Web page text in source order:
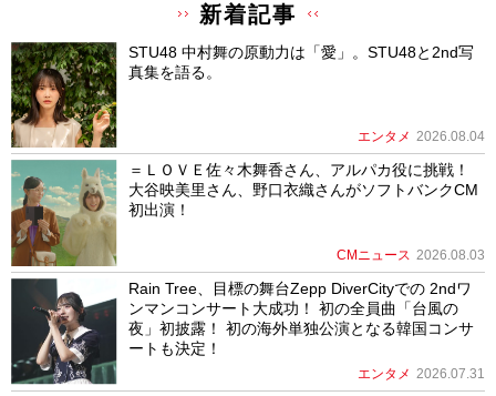
新着記事
STU48 中村舞の原動力は「愛」。STU48と2nd写
真集を語る。
エンタメ 2026.08.04
＝ＬＯＶＥ佐々木舞香さん、アルパカ役に挑戦！
大谷映美里さん、野口衣織さんがソフトバンクCM
初出演！
CMニュース 2026.08.03
Rain Tree、目標の舞台Zepp DiverCityでの 2ndワ
ンマンコンサート大成功！ 初の全員曲「台風の
夜」初披露！ 初の海外単独公演となる韓国コンサ
ートも決定！
エンタメ 2026.07.31